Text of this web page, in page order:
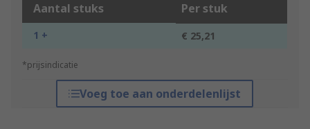
Aantal stuks Per stuk
1 + € 25,21
*prijsindicatie
Voeg toe aan onderdelenlijst